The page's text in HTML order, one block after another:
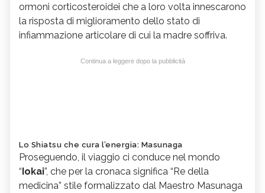
ormoni corticosteroidei che a loro volta innescarono
la risposta di miglioramento dello stato di
infiammazione articolare di cui la madre soffriva.
Continua a leggere dopo la pubblicità
Lo Shiatsu che cura l’energia: Masunaga
Proseguendo, il viaggio ci conduce nel mondo
“Iokai”, che per la cronaca significa “Re della
medicina” stile formalizzato dal Maestro Masunaga